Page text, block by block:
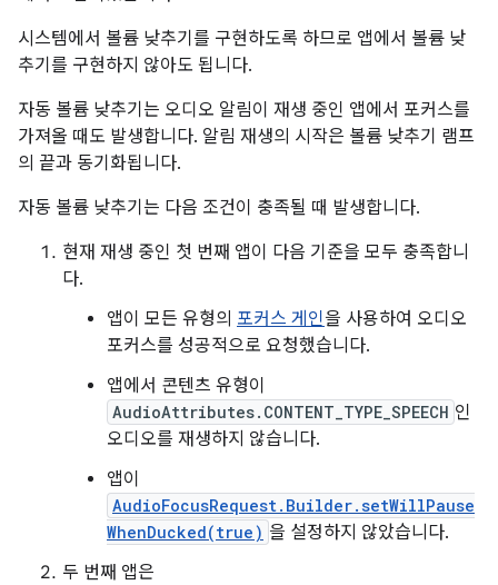
시스템에서 볼륨 낮추기를 구현하도록 하므로 앱에서 볼륨 낮
추기를 구현하지 않아도 됩니다.
자동 볼륨 낮추기는 오디오 알림이 재생 중인 앱에서 포커스를
가져올 때도 발생합니다. 알림 재생의 시작은 볼륨 낮추기 램프
의 끝과 동기화됩니다.
자동 볼륨 낮추기는 다음 조건이 충족될 때 발생합니다.
현재 재생 중인 첫 번째 앱이 다음 기준을 모두 충족합니
다.
앱이 모든 유형의 포커스 게인을 사용하여 오디오
포커스를 성공적으로 요청했습니다.
앱에서 콘텐츠 유형이
AudioAttributes.CONTENT_TYPE_SPEECH 인
오디오를 재생하지 않습니다.
앱이
AudioFocusRequest.Builder.setWillPause
WhenDucked(true) 을 설정하지 않았습니다.
두 번째 앱은